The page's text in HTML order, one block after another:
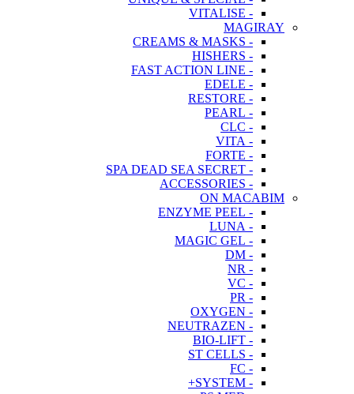
- VITALISE
MAGIRAY
- CREAMS & MASKS
- HISHERS
- FAST ACTION LINE
- EDELE
- RESTORE
- PEARL
- CLC
- VITA
- FORTE
- SPA DEAD SEA SECRET
- ACCESSORIES
ON MACABIM
- ENZYME PEEL
- LUNA
- MAGIC GEL
- DM
- NR
- VC
- PR
- OXYGEN
- NEUTRAZEN
- BIO-LIFT
- ST CELLS
- FC
- SYSTEM+